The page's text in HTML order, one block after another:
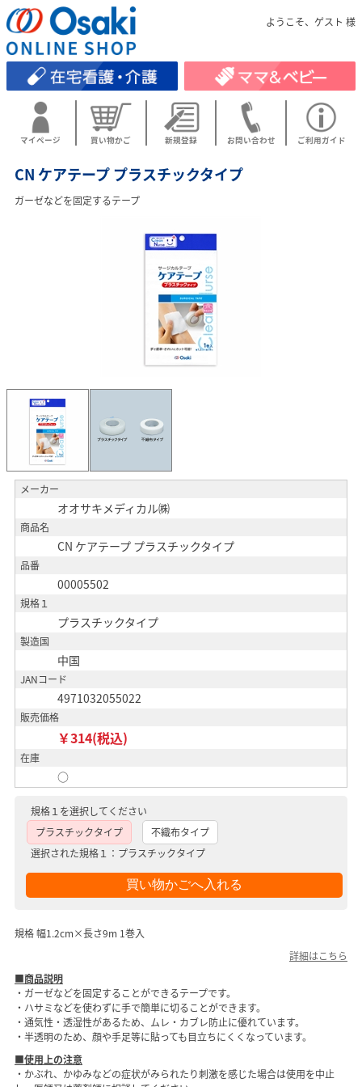
ようこそ、ゲスト 様
マイページ 買い物かご 新規登録 お問い合わせ ご利用ガイド
CN ケアテープ プラスチックタイプ
ガーゼなどを固定するテープ
メーカー
オオサキメディカル㈱
商品名
CN ケアテープ プラスチックタイプ
品番
00005502
規格１
プラスチックタイプ
製造国
中国
JANコード
4971032055022
販売価格
￥314(税込)
在庫
○
規格１を選択してください
プラスチックタイプ
不織布タイプ
選択された規格１：プラスチックタイプ
規格 幅1.2cm×長さ9m 1巻入
詳細はこちら
■商品説明
・ガーゼなどを固定することができるテープです。
・ハサミなどを使わずに手で簡単に切ることができます。
・通気性・透湿性があるため、ムレ・カブレ防止に優れています。
・半透明のため、顔や手足等に貼っても目立ちにくくなっています。
■使用上の注意
・かぶれ、かゆみなどの症状がみられたり刺激を感じた場合は使用を中止